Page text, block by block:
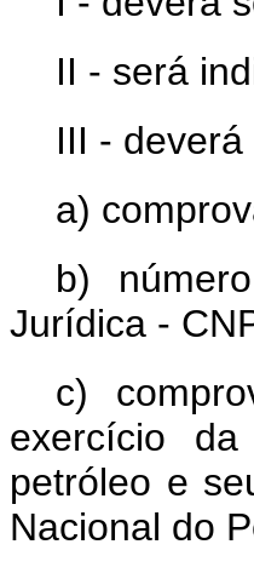
II - será
III -
a)
b)
Jurídica -
c)
exercício
petróleo e
Nacional do